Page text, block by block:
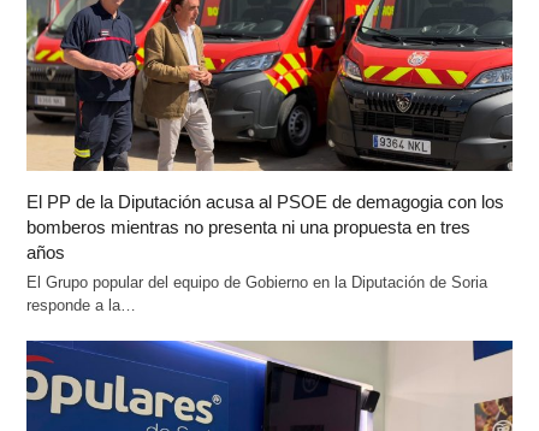
El PP de la Diputación acusa al PSOE de demagogia con los
bomberos mientras no presenta ni una propuesta en tres
años
El Grupo popular del equipo de Gobierno en la Diputación de Soria
responde a la…